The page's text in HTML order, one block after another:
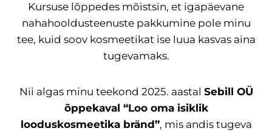
Kursuse lõppedes mõistsin, et igapäevane
nahahooldusteenuste pakkumine pole minu
tee, kuid soov kosmeetikat ise luua kasvas aina
tugevamaks.
Nii algas minu teekond 2025. aastal Sebill OÜ
õppekaval “Loo oma isiklik
looduskosmeetika bränd”, mis andis tugeva